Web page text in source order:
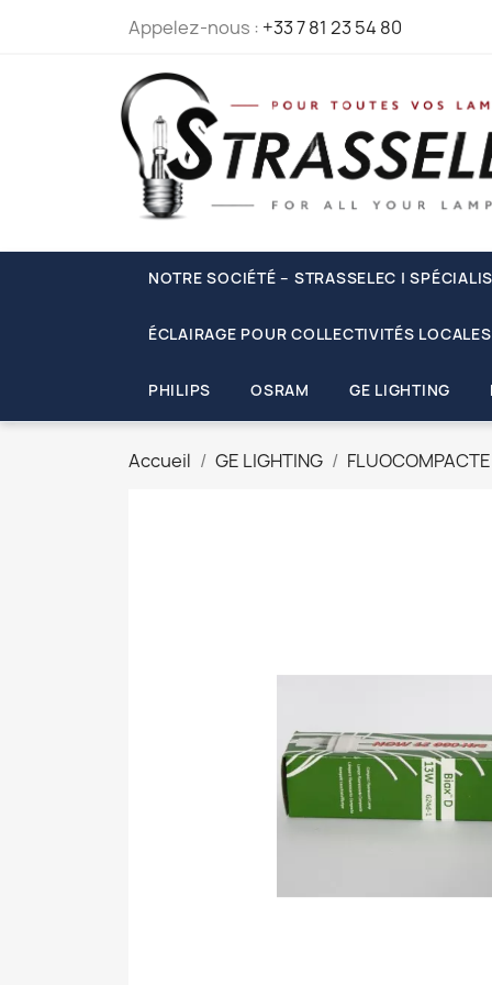
Appelez-nous : +33 7 81 23 54 80
NOTRE SOCIÉTÉ – STRASSELEC |
ÉCLAIRAGE POUR COLLECTIVITÉS
PHILIPS OSRAM GE LIGHTING
Accueil GE LIGHTING